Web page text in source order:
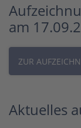
am
ZUR
Aktuelles